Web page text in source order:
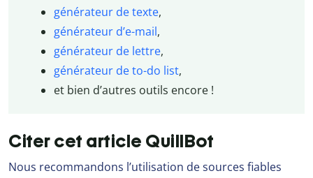
générateur de texte,
générateur d’e-mail,
générateur de lettre,
générateur de to-do list,
et bien d’autres outils encore !
Citer cet article QuillBot
Nous recommandons l’utilisation de sources fiables